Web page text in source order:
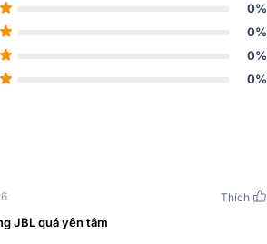
đẩy công suất JBL V4
với tủ thiết bị chuyên nghiệp.
Bridge.
đầu ra: 2 x 380W ( 4ohms ) 2 x 300W (8
0%
0%
0%
0%
Thích
JBL quá yên tâm